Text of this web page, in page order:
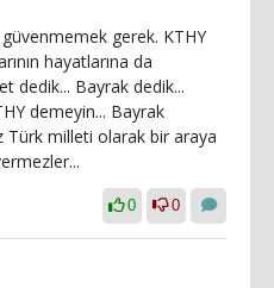
gerek. KTHY
hayatlarına da
dedik... Bayrak dedik...
demeyin... Bayrak
Türk milleti olarak bir araya
0 0